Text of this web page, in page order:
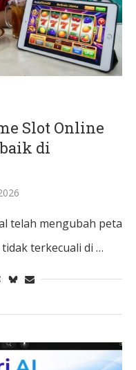
Slot Online
di
telah mengubah peta
terkecuali di …